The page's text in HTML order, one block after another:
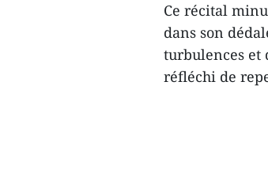
Ce récital
dans son
turbulences et
réfléchi de